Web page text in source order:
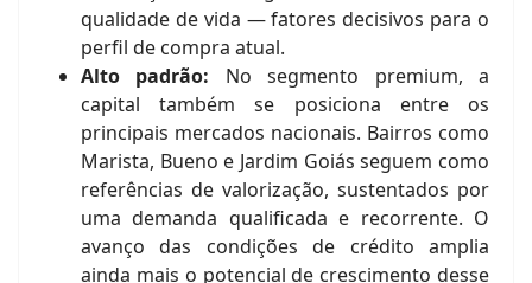
qualidade de vida — fatores decisivos para o
perfil de compra atual.
Alto padrão: No segmento premium, a
capital também se posiciona entre os
principais mercados nacionais. Bairros como
Marista, Bueno e Jardim Goiás seguem como
referências de valorização, sustentados por
uma demanda qualificada e recorrente. O
avanço das condições de crédito amplia
ainda mais o potencial de crescimento desse